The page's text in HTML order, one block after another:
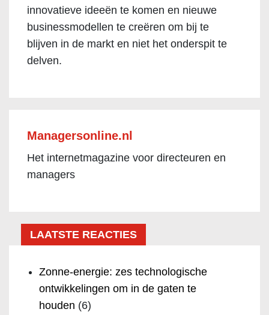
innovatieve ideeën te komen en nieuwe
businessmodellen te creëren om bij te
blijven in de markt en niet het onderspit te
delven.
Managersonline.nl
Het internetmagazine voor directeuren en
managers
LAATSTE REACTIES
Zonne-energie: zes technologische
ontwikkelingen om in de gaten te
houden (6)